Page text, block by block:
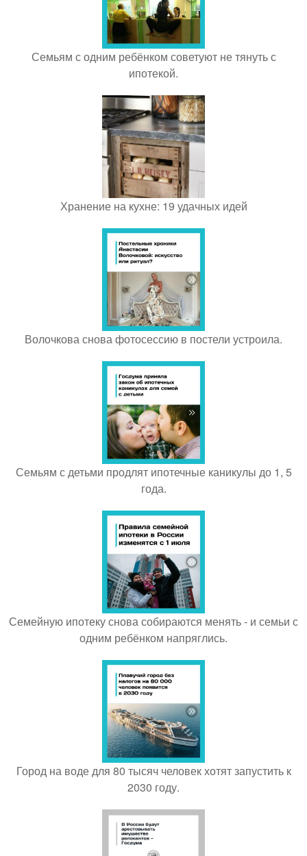
Семьям с одним ребёнком советуют не тянуть с
ипотекой.
Хранение на кухне: 19 удачных идей
Волочкова снова фотосессию в постели устроила.
Семьям с детьми продлят ипотечные каникулы до 1, 5
года.
Семейную ипотеку снова собираются менять - и семьи с
одним ребёнком напряглись.
Город на воде для 80 тысяч человек хотят запустить к
2030 году.